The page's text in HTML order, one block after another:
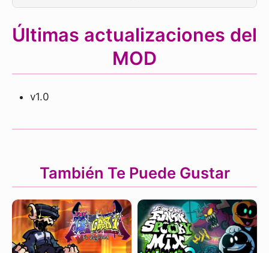
Últimas actualizaciones del
MOD
v1.0
También Te Puede Gustar